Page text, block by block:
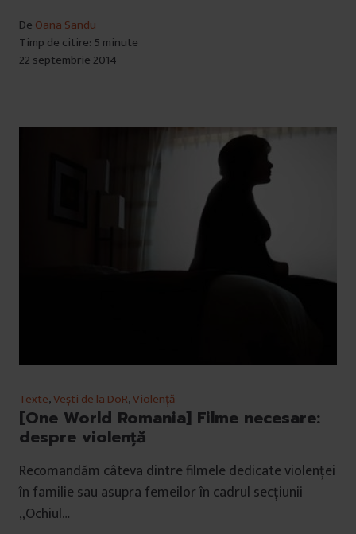
De Oana Sandu
Timp de citire: 5 minute
22 septembrie 2014
Texte,Vești de la DoR,Violență
[One World Romania] Filme necesare:
despre violență
Recomandăm câteva dintre filmele dedicate violenței
în familie sau asupra femeilor în cadrul secțiunii
„Ochiul…